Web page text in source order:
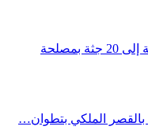
ارتفاع حصيلة ضحايا محاولة اقتحام سبتة إلى 20 جثة بمصلحة
الملكي بتطوان…